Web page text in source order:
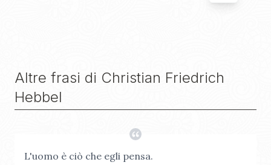
Altre frasi di Christian Friedrich
Hebbel
L'uomo è ciò che egli pensa.